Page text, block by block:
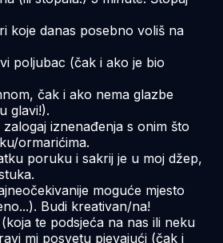
koje danas posebno voliš na
poljubac (čak i ako je bio
čak i ako nema glazbe
glavi!).
iznenađenja s onim što
ormarićima.
poruku i sakrij je u moj džep,
moguće mjesto
Budi kreativan/na!
te podsjeća na nas ili neku
mi posvetu pjevajući (čak i